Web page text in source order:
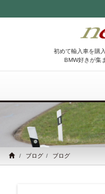
初めて輸入車を購
BMW好きが集
ブログ ブログ